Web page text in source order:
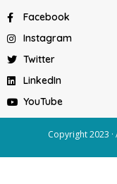
Facebook
Instagram
Twitter
LinkedIn
YouTube
Copyright 2023